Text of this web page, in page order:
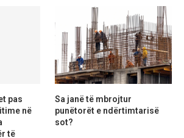
pas
në
të
Sa janë të mbrojtur
punëtorët e ndërtimtarisë
sot?